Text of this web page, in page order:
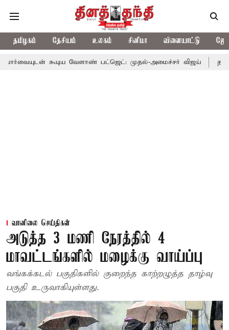
தமிழகம் தேசியம் உலகம் சினிமா விளையாட்டு
வேளாண் பட்ஜெட்: முதல்-அமைச்சர் விஜய் தமிழக
வானிலை செய்திகள்
அடுத்த 3 மணி நேரத்தில் 4
மாவட்டங்களில் மழைக்கு வாய்ப்பு
வங்கக்கடல் பகுதிகளில் குறைந்த காற்றழுத்த தாழ்வு
பகுதி உருவாகியுள்ளது.